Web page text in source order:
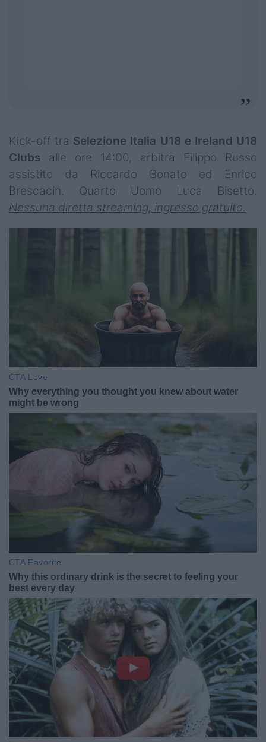
Kick-off tra Selezione Italia U18 e Ireland U18
Clubs alle ore 14:00, arbitra Filippo Russo
assistito da Riccardo Bonato ed Enrico
Brescacin. Quarto Uomo Luca Bisetto.
Nessuna diretta streaming, ingresso gratuito.